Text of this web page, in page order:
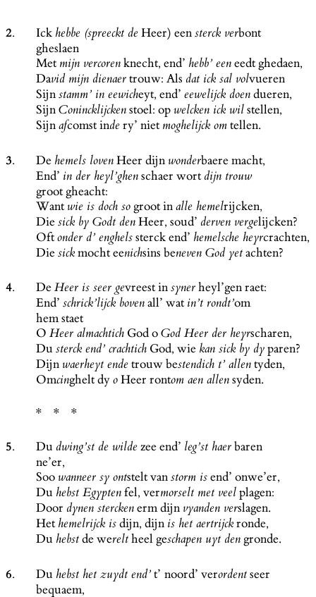
2. Ick hebbe (spreeckt de Heer) eensterck verbont
gheslaen
Met mijn vercoren knecht, end’ hebb’ een eedt ghedaen,
David mijn dienaer trouw: Als dat ick sal volvueren
Sijnstamm’ in eewicheyt, end’eewelijck doen dueren,
SijnConincklijcken stoel: opwelcken ick wil stellen,
Sijnafcomst inde ry’ niet moghelijck om tellen.
3. De hemels loven Heer dijnwonderbaere macht,
End’ in der heyl’ghen schaer wort dijn trouw
groot gheacht:
Wantwie is doch so groot inalle hemelrijcken,
Diesick by Godt den Heer, soud’ derven vergelijcken?
Oftonder d’ enghels sterck end’ hemelsche heyrcrachten,
Diesick mocht eenichsins beneven God yet achten?
4. DeHeer is seer gevreest insyner heyl’gen raet:
End’schrick’lijck boven all’ wat in’t rondt’om
hem staet
OHeer almachtich God oGod Heer der heyrscharen,
Dusterck end’ crachtich God, wie kan sick by dy paren?
Dijnwaerheyt ende trouw bestendich t’ allen tyden,
Omcinghelt dyo Heer rontom aen allen syden.
5. Du dwing’st de wilde zee end’ leg’st haer baren
ne’er,
Soowanneer sy ontstelt vanstorm is end’ onwe’er,
Du hebst Egypten fel, vermorselt met veel plagen:
Door dynen stercken erm dijnvyanden verslagen.
Het hemelrijck is dijn, dijn is het aertrijck ronde,
Du hebst de werelt heel geschapen uyt den gronde.
6. Du hebst het zuydt end’ t’ noord’ verordent seer
bequaem,